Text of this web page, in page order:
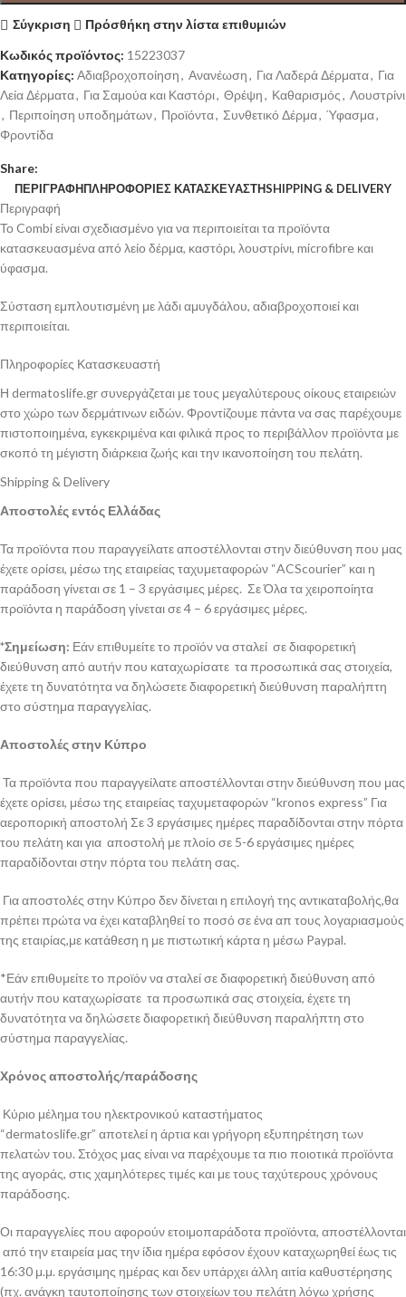
Σύγκριση
Πρόσθήκη στην λίστα επιθυμιών
Κωδικός προϊόντος: 15223037
Κατηγορίες: Αδιαβροχοποίηση, Ανανέωση, Για Λαδερά Δέρματα, Για
Λεία Δέρματα, Για Σαμούα και Καστόρι, Θρέψη, Καθαρισμός, Λουστρίνι
, Περιποίηση υποδημάτων, Προϊόντα, Συνθετικό Δέρμα, Ύφασμα,
Φροντίδα
Share:
ΠΕΡΙΓΡΑΦΉΠΛΗΡΟΦΟΡΊΕΣ ΚΑΤΑΣΚΕΥΑΣΤΉSHIPPING & DELIVERY
Περιγραφή
Το Combi είναι σχεδιασμένο για να περιποιείται τα προϊόντα
κατασκευασμένα από λείο δέρμα, καστόρι, λουστρίνι, microfibre και
ύφασμα.
Σύσταση εμπλουτισμένη με λάδι αμυγδάλου, αδιαβροχοποιεί και
περιποιείται.
Πληροφορίες Κατασκευαστή
Η dermatoslife.gr συνεργάζεται με τους μεγαλύτερους οίκους εταιρειών
στο χώρο των δερμάτινων ειδών. Φροντίζουμε πάντα να σας παρέχουμε
πιστοποιημένα, εγκεκριμένα και φιλικά προς το περιβάλλον προϊόντα με
σκοπό τη μέγιστη διάρκεια ζωής και την ικανοποίηση του πελάτη.
Shipping & Delivery
Αποστολές εντός Ελλάδας
Τα προϊόντα που παραγγείλατε αποστέλλονται στην διεύθυνση που μας
έχετε ορίσει, μέσω της εταιρείας ταχυμεταφορών “ACScourier” και η
παράδοση γίνεται σε 1 – 3 εργάσιμες μέρες. Σε Όλα τα χειροποίητα
προϊόντα η παράδοση γίνεται σε 4 – 6 εργάσιμες μέρες.
*Σημείωση: Εάν επιθυμείτε το προϊόν να σταλεί σε διαφορετική
διεύθυνση από αυτήν που καταχωρίσατε τα προσωπικά σας στοιχεία,
έχετε τη δυνατότητα να δηλώσετε διαφορετική διεύθυνση παραλήπτη
στο σύστημα παραγγελίας.
Αποστολές στην Κύπρο
Τα προϊόντα που παραγγείλατε αποστέλλονται στην διεύθυνση που μας
έχετε ορίσει, μέσω της εταιρείας ταχυμεταφορών “kronos express” Για
αεροπορική αποστολή Σε 3 εργάσιμες ημέρες παραδίδονται στην πόρτα
του πελάτη και για αποστολή με πλοίο σε 5-6 εργάσιμες ημέρες
παραδίδονται στην πόρτα του πελάτη σας.
Για αποστολές στην Κύπρο δεν δίνεται η επιλογή της αντικαταβολής,θα
πρέπει πρώτα να έχει καταβληθεί το ποσό σε ένα απ τους λογαριασμούς
της εταιρίας,με κατάθεση η με πιστωτική κάρτα η μέσω Paypal.
*Εάν επιθυμείτε το προϊόν να σταλεί σε διαφορετική διεύθυνση από
αυτήν που καταχωρίσατε τα προσωπικά σας στοιχεία, έχετε τη
δυνατότητα να δηλώσετε διαφορετική διεύθυνση παραλήπτη στο
σύστημα παραγγελίας.
Χρόνος αποστολής/παράδοσης
Κύριο μέλημα του ηλεκτρονικού καταστήματος
“dermatoslife.gr” αποτελεί η άρτια και γρήγορη εξυπηρέτηση των
πελατών του. Στόχος μας είναι να παρέχουμε τα πιο ποιοτικά προϊόντα
της αγοράς, στις χαμηλότερες τιμές και με τους ταχύτερους χρόνους
παράδοσης.
Οι παραγγελίες που αφορούν ετοιμοπαράδοτα προϊόντα, αποστέλλονται
από την εταιρεία μας την ίδια ημέρα εφόσον έχουν καταχωρηθεί έως τις
16:30 μ.μ. εργάσιμης ημέρας και δεν υπάρχει άλλη αιτία καθυστέρησης
(πχ. ανάγκη ταυτοποίησης των στοιχείων του πελάτη λόγω χρήσης